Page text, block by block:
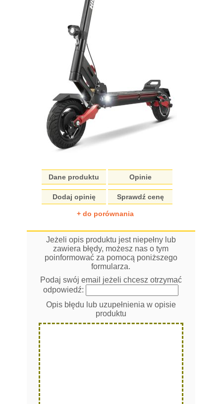
Dane produktu Opinie
Dodaj opinię Sprawdź cenę
+ do porównania
Jeżeli opis produktu jest niepełny lub
zawiera błędy, możesz nas o tym
poinformować za pomocą poniższego
formularza.
Podaj swój email jeżeli chcesz otrzymać
odpowiedź:
Opis błędu lub uzupełnienia w opisie
produktu